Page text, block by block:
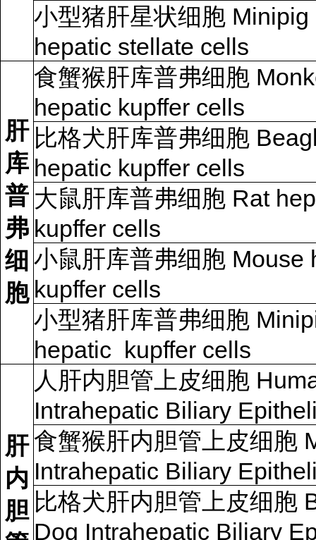
小型猪肝星状细胞 Minipig
hepatic stellate cells
肝
库
普
弗
细
胞
食蟹猴肝库普弗细胞
hepatic kupffer cells
比格犬肝库普弗细胞
hepatic kupffer cells
大鼠肝库普弗细胞 Rat
kupffer cells
小鼠肝库普弗细胞 Mouse
kupffer cells
小型猪肝库普弗细胞
hepatic kupffer cells
肝
内
胆
人肝内胆管上皮细胞
Intrahepatic Biliary
食蟹猴肝内胆管上皮细胞
Intrahepatic Biliary
比格犬肝内胆管上皮细胞
Dog Intrahepatic Biliary